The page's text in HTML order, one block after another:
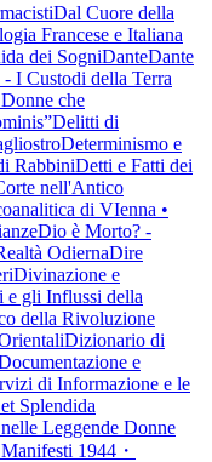
Dal Cuore della
Francese e Italiana
dei SogniDanteDante
I Custodi della Terra
che
Delitti di
Determinismo e
RabbiniDetti e Fatti dei
nell'Antico
di VIenna •
Dio è Morto? -
OdiernaDire
Divinazione e
e gli Influssi della
della Rivoluzione
Dizionario di
e
di Informazione e le
Splendida
Leggende Donne
1944・